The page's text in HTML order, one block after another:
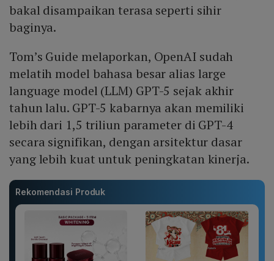
bakal disampaikan terasa seperti sihir
baginya.
Tom’s Guide melaporkan, OpenAI sudah
melatih model bahasa besar alias large
language model (LLM) GPT-5 sejak akhir
tahun lalu. GPT-5 kabarnya akan memiliki
lebih dari 1,5 triliun parameter di GPT-4
secara signifikan, dengan arsitektur dasar
yang lebih kuat untuk peningkatan kinerja.
Rekomendasi Produk